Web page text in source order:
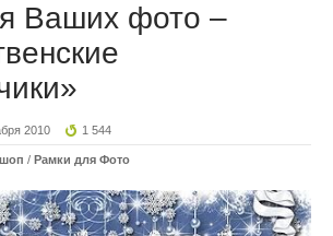
Ваших фото –
2010 1 544
/ Рамки для Фото